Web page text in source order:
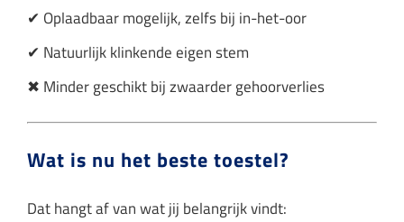
✔ Oplaadbaar mogelijk, zelfs bij in-het-oor
✔ Natuurlijk klinkende eigen stem
✖ Minder geschikt bij zwaarder gehoorverlies
Wat is nu het beste toestel?
Dat hangt af van wat jij belangrijk vindt: